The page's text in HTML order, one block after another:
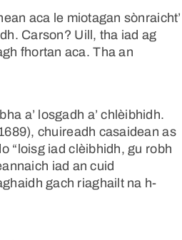
aca le miotagan sònraicht’
Carson? Uill, tha iad ag
fhortan aca. Tha an
a’ losgadh a’ chlèibhidh.
chuireadh casaidean as
“loisg iad clèibhidh, gu robh
iad an cuid
gach riaghailt na h-